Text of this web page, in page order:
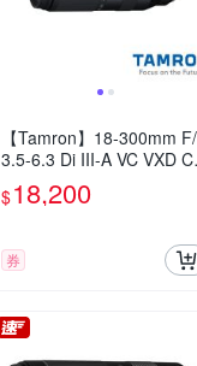
【Tamron】18-300mm F/
3.5-6.3 Di III-A VC VXD
non RF-S接環 B061(公司貨
3年保固)
$18,200
券